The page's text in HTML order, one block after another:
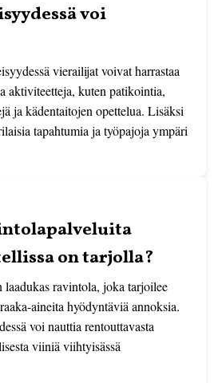
voi
vierailijat voivat harrastaa
aktiviteetteja, kuten patikointia,
ja kädentaitojen opettelua. Lisäksi
tapahtumia ja työpajoja ympäri
on tarjolla?
laadukas ravintola, joka tarjoilee
aineita hyödyntäviä annoksia.
voi nauttia rentouttavasta
viiniä viihtyisässä